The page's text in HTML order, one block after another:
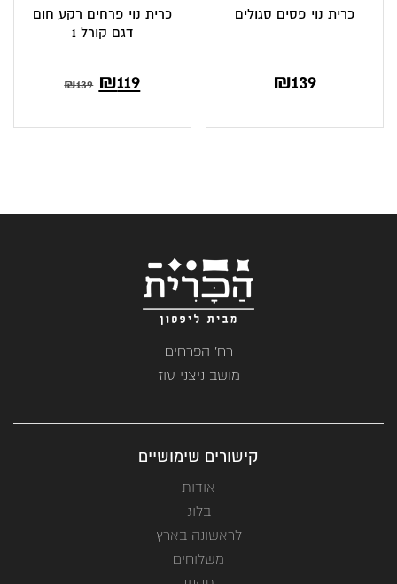
כרית נוי פסים סגולים
₪139
כרית נוי פרחים רקע חום
דגם קורל 1
₪139 ₪119
רח' הפרחים
מושב ניצני עוז
קישורים שימושיים
אודות
בלוג
לראשונה בארץ
משלוחים